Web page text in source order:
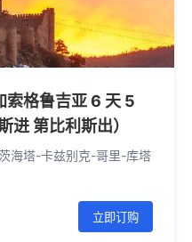
索格鲁吉亚 6 天 5
进 第比利斯出）
海塔-卡兹别克-哥里-库塔
立即订购